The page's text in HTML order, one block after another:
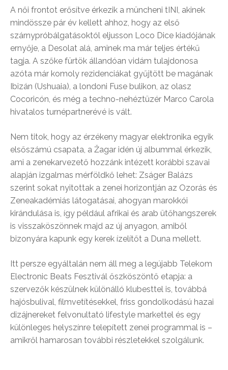
A női frontot erősítve érkezik a müncheni tINI, akinek
mindössze pár év kellett ahhoz, hogy az első
szárnypróbálgatásoktól eljusson Loco Dice kiadójának
ernyője, a Desolat alá, aminek ma már teljes értékű
tagja. A szőke fürtök állandóan vidám tulajdonosa
azóta már komoly rezidenciákat gyűjtött be magának
Ibizán (Ushuaia), a londoni Fuse bulikon, az olasz
Cocoricón, és még a techno-nehéztüzér Marco Carola
hivatalos turnépartnerévé is vált.
Nem titok, hogy az érzékeny magyar elektronika egyik
elsőszámú csapata, a Žagar idén új albummal érkezik,
ami a zenekarvezető hozzánk intézett korábbi szavai
alapján izgalmas mérföldkő lehet: Zságer Balázs
szerint sokat nyitottak a zenei horizontján az Ozorás és
Zeneakadémiás látogatásai, ahogyan marokkói
kirándulása is, így például afrikai és arab ütőhangszerek
is visszaköszönnek majd az új anyagon, amiből
bizonyára kapunk egy kerek ízelítőt a Duna mellett.
Itt persze egyáltalán nem áll meg a legújabb Telekom
Electronic Beats Fesztivál őszköszöntő etapja: a
szervezők készülnek különálló klubesttel is, továbbá
hajósbulival, filmvetítésekkel, friss gondolkodású hazai
dizájnereket felvonultató lifestyle markettel és egy
különleges helyszínre telepített zenei programmal is –
amikről hamarosan további részletekkel szolgálunk.